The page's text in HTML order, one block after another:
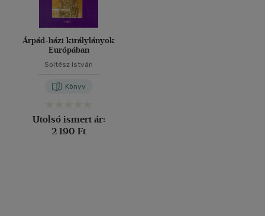
Árpád-házi királylányok
Európában
Soltész István
Könyv
Utolsó ismert ár:
2 190 Ft